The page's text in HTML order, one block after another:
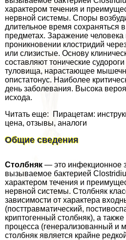
хаpaктером течения и
нервной системы. Споры
длительное время сохраняться
предметах. Заражение человека
проникновении клостридий
или слизистые. Основу
составляют тонические
туловища, нарастающее
опистатонус. Наиболее
день заболевания. Высока
исхода.
Читать еще: Пирацетам:
цена, отзывы, аналоги
Общие сведения
Столбняк — это инфекционное
вызываемое бактерией
хаpaктером течения и
нервной системы. Столбняк
зависимости от хаpaктера
(посттравматический,
криптогенный столбняк), а
процесса (генерализованный и
столбняк является крайне